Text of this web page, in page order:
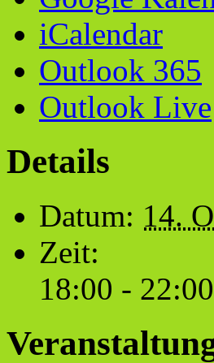
iCalendar
Outlook 365
Outlook Live
Details
Datum: 14.
Zeit:
18:00 - 22:00